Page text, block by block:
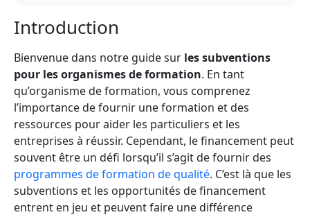
Introduction
Bienvenue dans notre guide sur les subventions
pour les organismes de formation. En tant
qu’organisme de formation, vous comprenez
l’importance de fournir une formation et des
ressources pour aider les particuliers et les
entreprises à réussir. Cependant, le financement peut
souvent être un défi lorsqu’il s’agit de fournir des
programmes de formation de qualité. C’est là que les
subventions et les opportunités de financement
entrent en jeu et peuvent faire une différence